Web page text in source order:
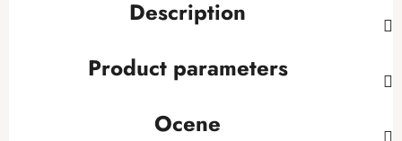
Description
Product parameters
Ocene